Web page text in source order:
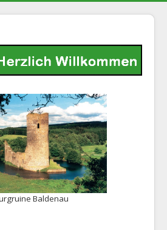
Baldenau